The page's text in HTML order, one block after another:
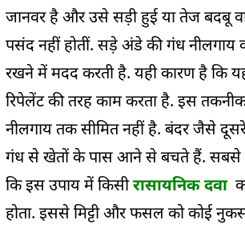
जानवर है और उसे सड़ी हुई या तेज बदबू
पसंद नहीं होतीं. सड़े अंडे की गंध नीलगाय
रखने में मदद करती है. यही कारण है कि
रिपेलेंट की तरह काम करता है. इस
नीलगाय तक सीमित नहीं है. बंदर जैसे
गंध से खेतों के पास आने से बचते हैं. सबसे
कि इस उपाय में किसीरासायनिक दवा
होता. इससे मिट्टी और फसल को कोई